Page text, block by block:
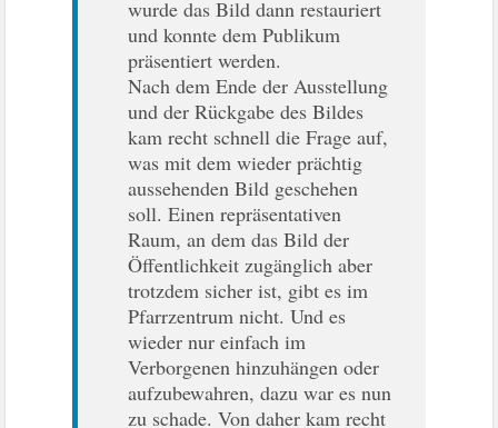
wurde das Bild dann restauriert
und konnte dem Publikum
präsentiert werden.
Nach dem Ende der Ausstellung
und der Rückgabe des Bildes
kam recht schnell die Frage auf,
was mit dem wieder prächtig
aussehenden Bild geschehen
soll. Einen repräsentativen
Raum, an dem das Bild der
Öffentlichkeit zugänglich aber
trotzdem sicher ist, gibt es im
Pfarrzentrum nicht. Und es
wieder nur einfach im
Verborgenen hinzuhängen oder
aufzubewahren, dazu war es nun
zu schade. Von daher kam recht